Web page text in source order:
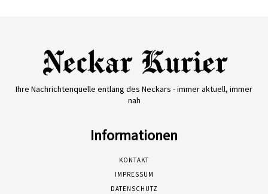
Ihre Nachrichtenquelle entlang des Neckars - immer aktuell, immer
nah
Informationen
KONTAKT
IMPRESSUM
DATENSCHUTZ